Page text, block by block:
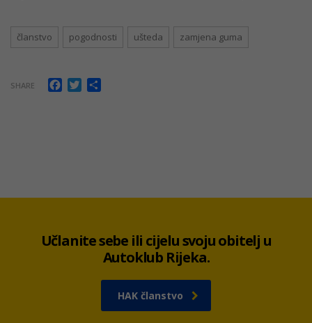
članstvo pogodnosti ušteda zamjena guma
SHARE Facebook
Twitter
Učlanite sebe ili cijelu svoju obitelj u
Autoklub Rijeka.
HAK članstvo